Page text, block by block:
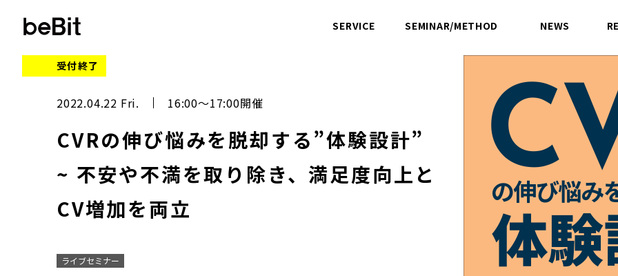
SERVICE SEMINAR/METHOD NEWS
受付終了
2022.04.22 Fri. 16:00～17:00開催
CVRの伸び悩みを脱却する”体験設計”
~ 不安や不満を取り除き、満足度向上と
CV増加を両立
ライブセミナー